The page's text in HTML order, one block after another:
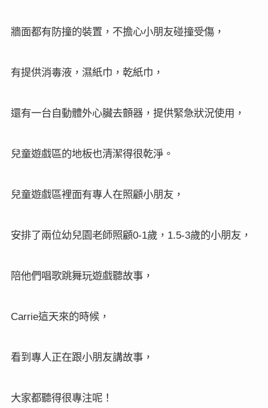
牆面都有防撞的裝置，不擔心小朋友碰撞受傷，
有提供消毒液，濕紙巾，乾紙巾，
還有一台自動體外心臟去顫器，提供緊急狀況使用，
兒童遊戲區的地板也清潔得很乾淨。
兒童遊戲區裡面有專人在照顧小朋友，
安排了兩位幼兒園老師照顧0-1歲， 1.5-3歲的小朋友，
陪他們唱歌跳舞玩遊戲聽故事，
Carrie這天來的時候，
看到專人正在跟小朋友講故事，
大家都聽得很專注呢！